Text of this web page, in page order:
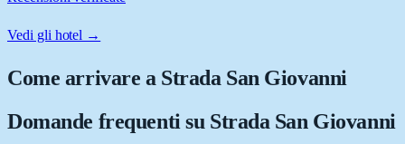
Vedi gli hotel →
Come arrivare a Strada San Giovanni
Domande frequenti su Strada San Giovanni